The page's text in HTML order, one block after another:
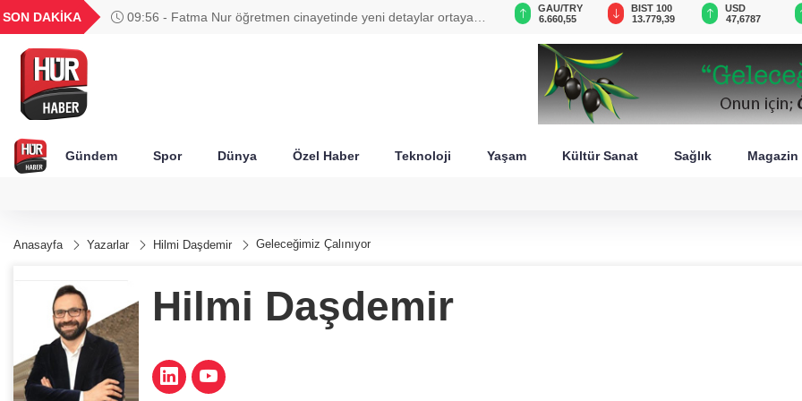
SON DAKİKA
09:44 - Öğrenci affında yeni dönem! Üniversiteye dönüş yolu
GEL
18,2677
16,3788
27,9743
0,0018
6.660,55
BIST 100
13.779,39
USD
47,6787
EUR
55,1254
Gündem Spor Dünya Özel Haber Teknoloji Yaşam Kültür Sanat Sağlık Magazin
Anasayfa Yazarlar Hilmi Daşdemir Geleceğimiz Çalınıyor
Hilmi Daşdemir